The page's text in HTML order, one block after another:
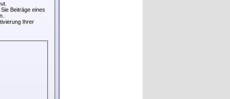
Beiträge eines
Ihrer